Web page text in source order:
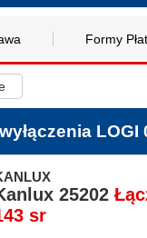
Formy
LOGI
25202
sr